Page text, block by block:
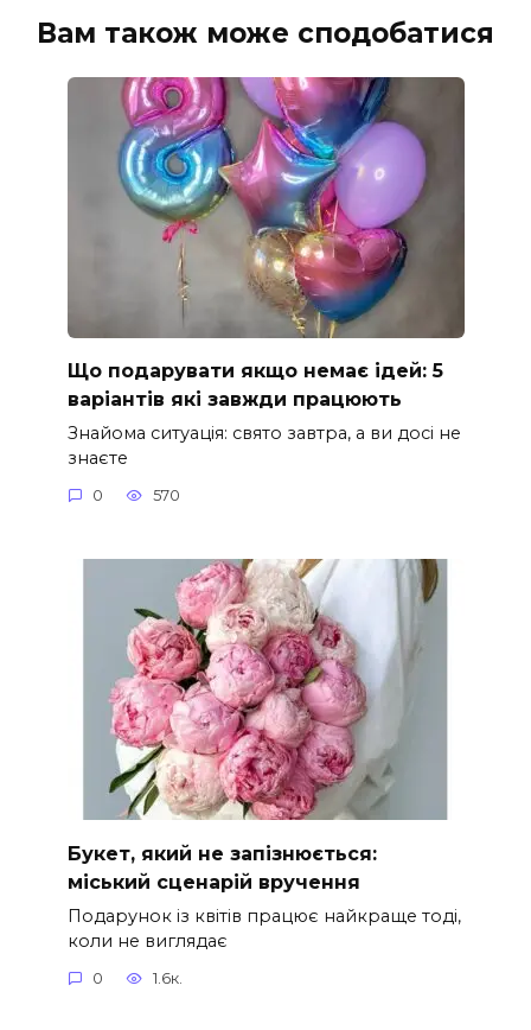
Вам також може сподобатися
Що подарувати якщо немає ідей: 5
варіантів які завжди працюють
Знайома ситуація: свято завтра, а ви досі не
знаєте
0 570
Букет, який не запізнюється:
міський сценарій вручення
Подарунок із квітів працює найкраще тоді,
коли не виглядає
0 1.6к.